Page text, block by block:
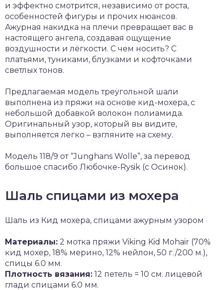
и эффектно смотрится, независимо от роста,
особенностей фигуры и прочих нюансов.
Ажурная накидка на плечи превращает вас в
настоящего ангела, создавая ощущение
воздушности и лёгкости. С чем носить? С
платьями, туниками, блузками и кофточками
светлых тонов.
Предлагаемая модель треугольной шали
выполнена из пряжи на основе кид-мохера, с
небольшой добавкой волокон полиамида.
Оригинальный узор, который вы видите,
выполняется легко – взгляните на схему.
Модель 118/9 от “Junghans Wolle”, за перевод
большое спасибо Любочке-Rysik (с Осинок).
Шаль спицами из мохера
Шаль из Кид мохера, спицами ажурным узором
Материалы: 2 мотка пряжи Viking Kid Mohair (70%
кид мохер, 18% мерино, 12% нейлон, 50 г./200 м.),
спицы 6.0 мм.
Плотность вязания: 12 петель = 10 см. лицевой
глади спицами 6.0 мм.